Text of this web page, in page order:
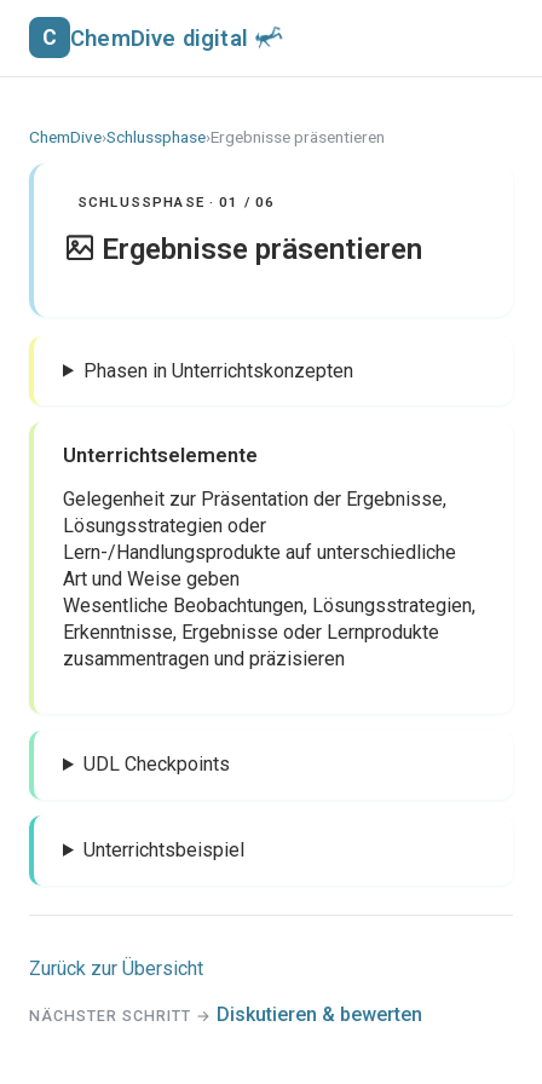
C ChemDive digital
ChemDive›Schlussphase›Ergebnisse präsentieren
SCHLUSSPHASE · 01 / 06
Ergebnisse präsentieren
Phasen in Unterrichtskonzepten
Unterrichtselemente
Gelegenheit zur Präsentation der Ergebnisse,
Lösungsstrategien oder
Lern-/Handlungsprodukte auf unterschiedliche
Art und Weise geben
Wesentliche Beobachtungen, Lösungsstrategien,
Erkenntnisse, Ergebnisse oder Lernprodukte
zusammentragen und präzisieren
UDL Checkpoints
Unterrichtsbeispiel
Zurück zur Übersicht
NÄCHSTER SCHRITT → Diskutieren & bewerten